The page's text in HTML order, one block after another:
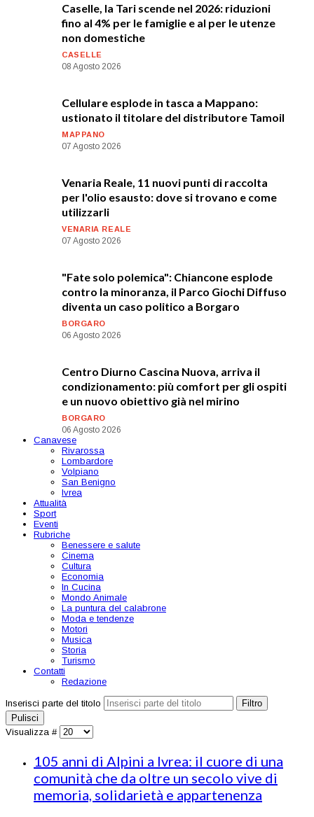
Caselle, la Tari scende nel 2026: riduzioni
fino al 4% per le famiglie e al per le utenze
non domestiche
CASELLE
08 Agosto 2026
Cellulare esplode in tasca a Mappano:
ustionato il titolare del distributore Tamoil
MAPPANO
07 Agosto 2026
Venaria Reale, 11 nuovi punti di raccolta
per l'olio esausto: dove si trovano e come
utilizzarli
VENARIA REALE
07 Agosto 2026
"Fate solo polemica": Chiancone esplode
contro la minoranza, il Parco Giochi Diffuso
diventa un caso politico a Borgaro
BORGARO
06 Agosto 2026
Centro Diurno Cascina Nuova, arriva il
condizionamento: più comfort per gli ospiti
e un nuovo obiettivo già nel mirino
BORGARO
06 Agosto 2026
Canavese
Rivarossa
Lombardore
Volpiano
San Benigno
Ivrea
Attualità
Sport
Eventi
Rubriche
Benessere e salute
Cinema
Cultura
Economia
In Cucina
Mondo Animale
La puntura del calabrone
Moda e tendenze
Motori
Musica
Storia
Turismo
Contatti
Redazione
Inserisci parte del titolo
Filtro
Pulisci
Visualizza #
105 anni di Alpini a Ivrea: il cuore di una
comunità che da oltre un secolo vive di
memoria, solidarietà e appartenenza